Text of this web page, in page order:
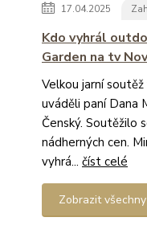
17.04.2025
Kdo vyhrál
Garden na tv
Velkou jarní
uváděli paní Dana
Čenský. Soutěžilo
nádherných cen.
vyhrá... číst celé
Zobrazit